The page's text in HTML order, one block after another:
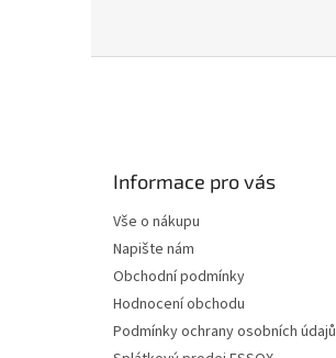
Informace pro vás
Vše o nákupu
Napište nám
Obchodní podmínky
Hodnocení obchodu
Podmínky ochrany osobních údajů